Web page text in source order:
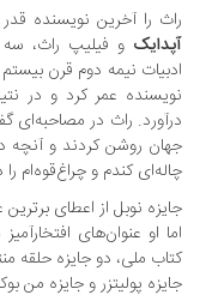
را آخرین نویسنده قدر
و فیلیپ راث، سه
نیمه دوم قرن بیستم این
عمر کرد و در نتیجه
راث در مصاحبه‌ای گفته
روشن کردند و آنچه در
کندم و چراغ‌قوه‌ام را درون
نوبل از اعطای برترین
او عنوان‌های افتخارآمیز
ملی، دو جایزه حلقه
پولیتزر و جایزه من بوکر